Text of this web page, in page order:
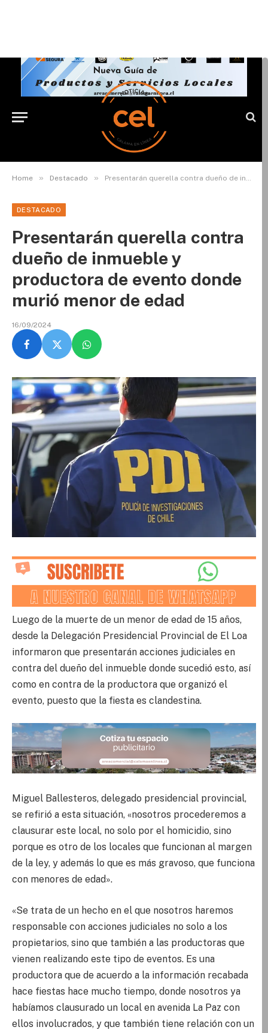
Home » Destacado » Presentarán querella contra dueño de inmueble y productora de evento donde murió menor de edad
DESTACADO
Presentarán querella contra
dueño de inmueble y
productora de evento donde
murió menor de edad
16/09/2024
Luego de la muerte de un menor de edad de 15 años,
desde la Delegación Presidencial Provincial de El Loa
informaron que presentarán acciones judiciales en
contra del dueño del inmueble donde sucedió esto, así
como en contra de la productora que organizó el
evento, puesto que la fiesta es clandestina.
Miguel Ballesteros, delegado presidencial provincial,
se refirió a esta situación, «nosotros procederemos a
clausurar este local, no solo por el homicidio, sino
porque es otro de los locales que funcionan al margen
de la ley, y además lo que es más gravoso, que funciona
con menores de edad».
«Se trata de un hecho en el que nosotros haremos
responsable con acciones judiciales no solo a los
propietarios, sino que también a las productoras que
vienen realizando este tipo de eventos. Es una
productora que de acuerdo a la información recabada
hace fiestas hace mucho tiempo, donde nosotros ya
habíamos clausurado un local en avenida La Paz con
ellos involucrados, y que también tiene relación con un